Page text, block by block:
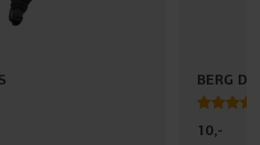
BERG
10,-